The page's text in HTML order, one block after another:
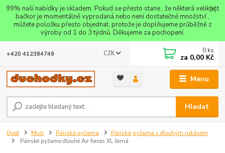
99% naší nabídky je skladem. Pokud se přesto stane , že některá velikost
bačkor je momentálně vyprodaná nebo není dostatečné množství ,
můžete položku přesto objednat, protože je doplňujeme průběžně z
výroby od 1 do 3 týdnů. Děkujeme za pochopení.
Menu
CZK
Hledat
+420 412384749 0 ks
za 0,00 Kč
Úvod Muži Pánská pyžama
Pánská pyžama s dlouhým rukávem
Pánské pyžamo dlouhé Air forces XL černá